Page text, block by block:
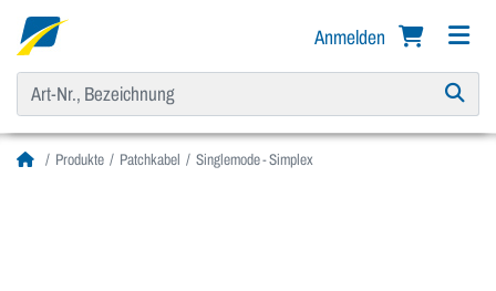
Anmelden
Produkte Patchkabel Singlemode - Simplex